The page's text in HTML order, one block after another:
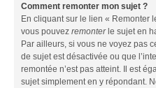
Comment remonter mon sujet ?
En cliquant sur le lien « Remonter
vous pouvez remonterle sujet en
Par ailleurs, si vous ne voyez pas
de sujet est désactivée ou que
remontée n’est pas atteint. Il est
sujet simplement en y répondant.